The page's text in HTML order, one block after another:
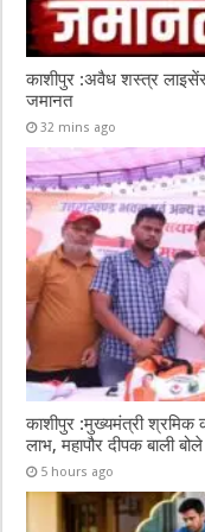
काशीपुर :अवैध शस्त्र लाइसेंस
जमानत
32 mins ago
काशीपुर :मुख्यमंत्री
लाभ, महापौर दीपक बाली बोले
5 hours ago